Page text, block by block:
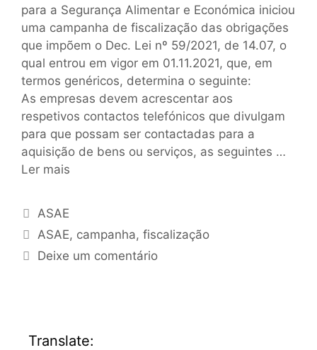
para a Segurança Alimentar e Económica iniciou
uma campanha de fiscalização das obrigações
que impõem o Dec. Lei nº 59/2021, de 14.07, o
qual entrou em vigor em 01.11.2021, que, em
termos genéricos, determina o seguinte:
As empresas devem acrescentar aos
respetivos contactos telefónicos que divulgam
para que possam ser contactadas para a
aquisição de bens ou serviços, as seguintes …
Ler mais
ASAE
ASAE, campanha,fiscalização
Deixe um comentário
Translate: